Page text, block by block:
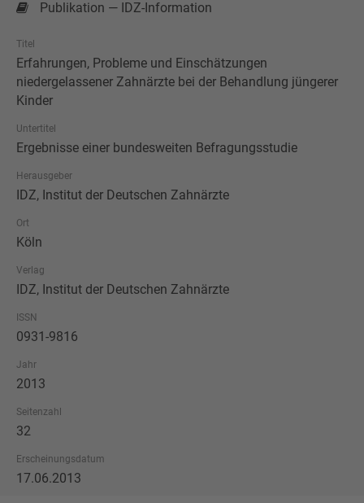
Publikation — IDZ-Information
Titel
Erfahrungen, Probleme und Einschätzungen
niedergelassener Zahnärzte bei der Behandlung jüngerer
Kinder
Untertitel
Ergebnisse einer bundesweiten Befragungsstudie
Herausgeber
IDZ, Institut der Deutschen Zahnärzte
Ort
Köln
Verlag
IDZ, Institut der Deutschen Zahnärzte
ISSN
0931-9816
Jahr
2013
Seitenzahl
32
Erscheinungsdatum
17.06.2013